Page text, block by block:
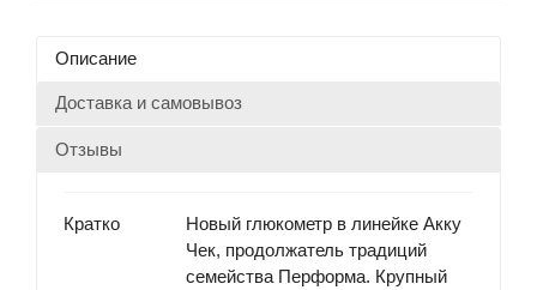
Описание
Доставка и самовывоз
Отзывы
Кратко
Новый глюкометр в линейке Акку
Чек, продолжатель традиций
семейства Перформа. Крупный